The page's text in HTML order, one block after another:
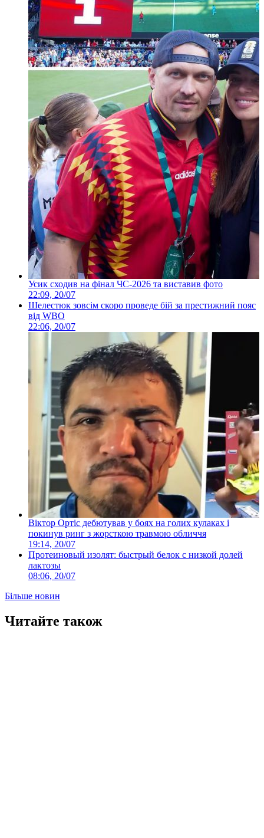
Усик сходив на фінал ЧС-2026 та виставив фото
22:09, 20/07
Шелестюк зовсім скоро проведе бій за престижний пояс
від WBO
22:06, 20/07
Віктор Ортіс дебютував у боях на голих кулаках і
покинув ринг з жорсткою травмою обличчя
19:14, 20/07
Протеиновый изолят: быстрый белок с низкой долей
лактозы
08:06, 20/07
Більше новин
Читайте також